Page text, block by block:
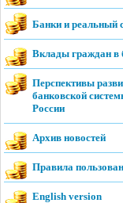
Банки и реальный
Вклады граждан в
Перспективы
банковской
России
Архив новостей
Правила
English version